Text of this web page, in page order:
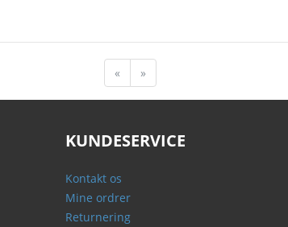
« »
KUNDESERVICE
Kontakt os
Mine ordrer
Returnering